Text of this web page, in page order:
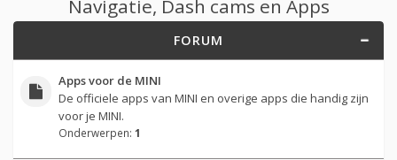
Navigatie, Dash cams en Apps
FORUM
Apps voor de MINI
De officiele apps van MINI en overige apps die handig zijn
voor je MINI.
Onderwerpen: 1